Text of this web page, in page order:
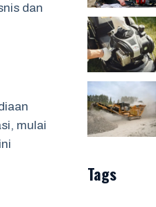
dan
mulai
Tags